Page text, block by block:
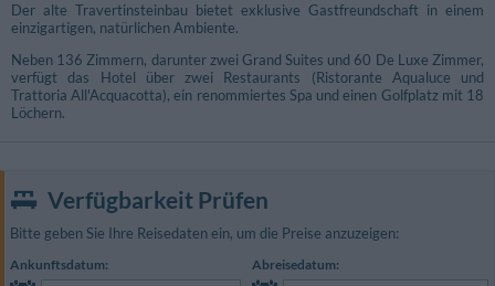
Der alte Travertinsteinbau bietet exklusive Gastfreundschaft in einem
einzigartigen, natürlichen Ambiente.
Neben 136 Zimmern, darunter zwei Grand Suites und 60 De Luxe Zimmer,
verfügt das Hotel über zwei Restaurants (Ristorante Aqualuce und
Trattoria All'Acquacotta), ein renommiertes Spa und einen Golfplatz mit 18
Löchern.
Verfügbarkeit Prüfen
Bitte geben Sie Ihre Reisedaten ein, um die Preise anzuzeigen:
Ankunftsdatum: Abreisedatum: